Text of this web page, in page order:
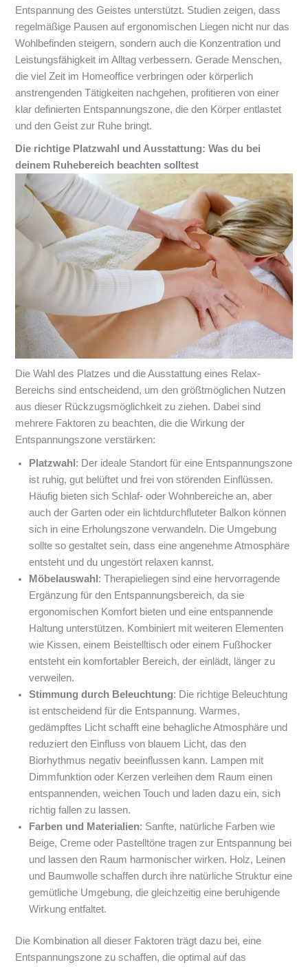
Entspannung des Geistes unterstützt. Studien zeigen, dass
regelmäßige Pausen auf ergonomischen Liegen nicht nur das
Wohlbefinden steigern, sondern auch die Konzentration und
Leistungsfähigkeit im Alltag verbessern. Gerade Menschen,
die viel Zeit im Homeoffice verbringen oder körperlich
anstrengenden Tätigkeiten nachgehen, profitieren von einer
klar definierten Entspannungszone, die den Körper entlastet
und den Geist zur Ruhe bringt.
Die richtige Platzwahl und Ausstattung: Was du bei
deinem Ruhebereich beachten solltest
Die Wahl des Platzes und die Ausstattung eines Relax-
Bereichs sind entscheidend, um den größtmöglichen Nutzen
aus dieser Rückzugsmöglichkeit zu ziehen. Dabei sind
mehrere Faktoren zu beachten, die die Wirkung der
Entspannungszone verstärken:
Platzwahl : Der ideale Standort für eine Entspannungszone
ist ruhig, gut belüftet und frei von störenden Einflüssen.
Häufig bieten sich Schlaf- oder Wohnbereiche an, aber
auch der Garten oder ein lichtdurchfluteter Balkon können
sich in eine Erholungszone verwandeln. Die Umgebung
sollte so gestaltet sein, dass eine angenehme Atmosphäre
entsteht und du ungestört relaxen kannst.
Möbelauswahl : Therapieliegen sind eine hervorragende
Ergänzung für den Entspannungsbereich, da sie
ergonomischen Komfort bieten und eine entspannende
Haltung unterstützen. Kombiniert mit weiteren Elementen
wie Kissen, einem Beistelltisch oder einem Fußhocker
entsteht ein komfortabler Bereich, der einlädt, länger zu
verweilen.
Stimmung durch Beleuchtung: Die richtige Beleuchtung
ist entscheidend für die Entspannung. Warmes,
gedämpftes Licht schafft eine behagliche Atmosphäre und
reduziert den Einfluss von blauem Licht, das den
Biorhythmus negativ beeinflussen kann. Lampen mit
Dimmfunktion oder Kerzen verleihen dem Raum einen
entspannenden, weichen Touch und laden dazu ein, sich
richtig fallen zu lassen.
Farben und Materialien: Sanfte, natürliche Farben wie
Beige, Creme oder Pastelltöne tragen zur Entspannung bei
und lassen den Raum harmonischer wirken. Holz, Leinen
und Baumwolle schaffen durch ihre natürliche Struktur eine
gemütliche Umgebung, die gleichzeitig eine beruhigende
Wirkung entfaltet.
Die Kombination all dieser Faktoren trägt dazu bei, eine
Entspannungszone zu schaffen, die optimal auf das